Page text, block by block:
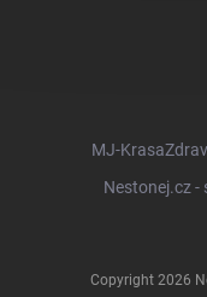
MJ-
Nestonej.cz -
Copyright 2026